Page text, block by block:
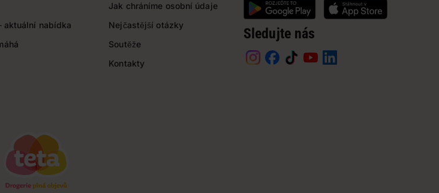
aktuální nabídka
Jak chráníme osobní údaje
Nejčastější otázky
Soutěže
Kontakty
Sledujte nás